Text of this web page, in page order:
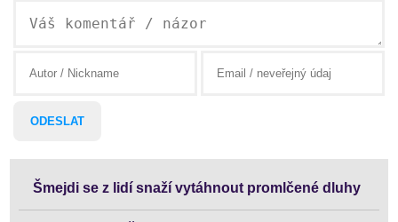
Šmejdi se z lidí snaží vytáhnout promlčené dluhy